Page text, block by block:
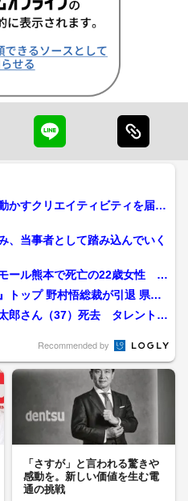
かすクリエイティビティを届け
、当事者として踏み込んでいく
ール熊本で死亡の22歳女性 勤
トップ 野村悟総裁が引退 県公
郎さん（37）死去 タレント・
Recommended by
「さすが」と言われる驚きや
感動を。新しい価値を生む電
通の挑戦